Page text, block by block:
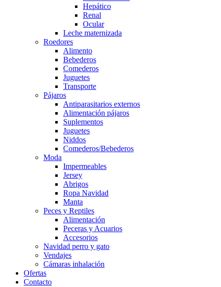
Hepático
Renal
Ocular
Leche maternizada
Roedores
Alimento
Bebederos
Comederos
Juguetes
Transporte
Pájaros
Antiparasitarios externos
Alimentación pájaros
Suplementos
Juguetes
Niddos
Comederos/Bebederos
Moda
Impermeables
Jersey
Abrigos
Ropa Navidad
Manta
Peces y Reptiles
Alimentación
Peceras y Acuarios
Accesorios
Navidad perro y gato
Vendajes
Cámaras inhalación
Ofertas
Contacto